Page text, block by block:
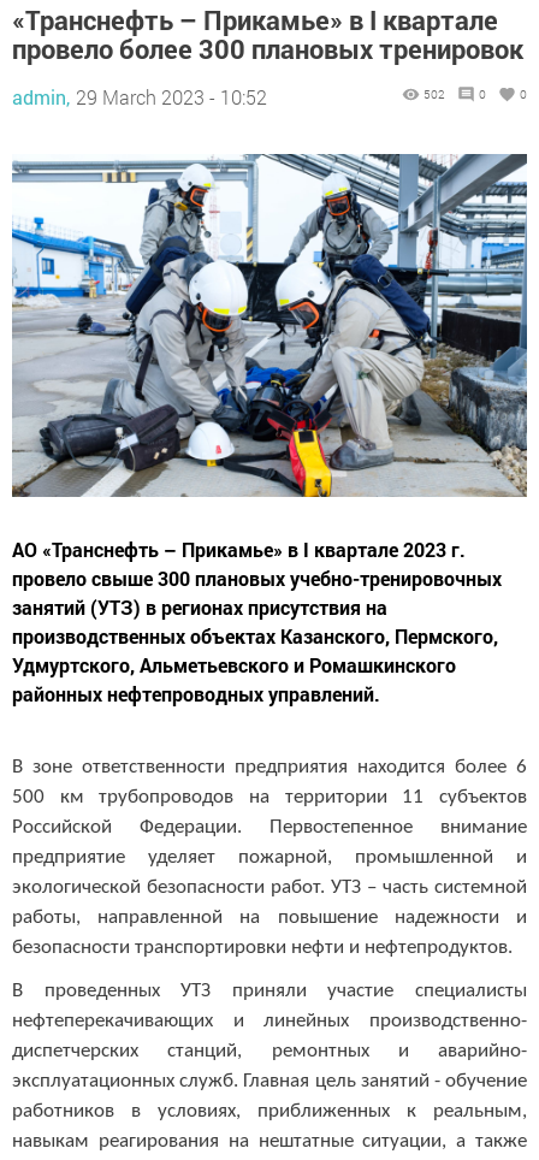
«Транснефть – Прикамье» в I квартале
провело более 300 плановых тренировок
admin, 29 March 2023 - 10:52 502 0 0
АО «Транснефть – Прикамье» в I квартале 2023 г.
провело свыше 300 плановых учебно-тренировочных
занятий (УТЗ) в регионах присутствия на
производственных объектах Казанского, Пермского,
Удмуртского, Альметьевского и Ромашкинского
районных нефтепроводных управлений.
В зоне ответственности предприятия находится более 6
500 км трубопроводов на территории 11 субъектов
Российской Федерации. Первостепенное внимание
предприятие уделяет пожарной, промышленной и
экологической безопасности работ. УТЗ – часть системной
работы, направленной на повышение надежности и
безопасности транспортировки нефти и нефтепродуктов.
В проведенных УТЗ приняли участие специалисты
нефтеперекачивающих и линейных производственно-
диспетчерских станций, ремонтных и аварийно-
эксплуатационных служб. Главная цель занятий - обучение
работников в условиях, приближенных к реальным,
навыкам реагирования на нештатные ситуации, а также